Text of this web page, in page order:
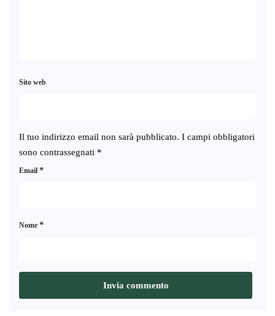
Il tuo indirizzo email non sarà pubblicato. I campi obbligatori
sono contrassegnati *
Nome *
Email *
Sito web